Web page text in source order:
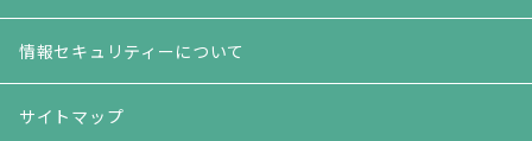
情報セキュリティーについて
サイトマップ